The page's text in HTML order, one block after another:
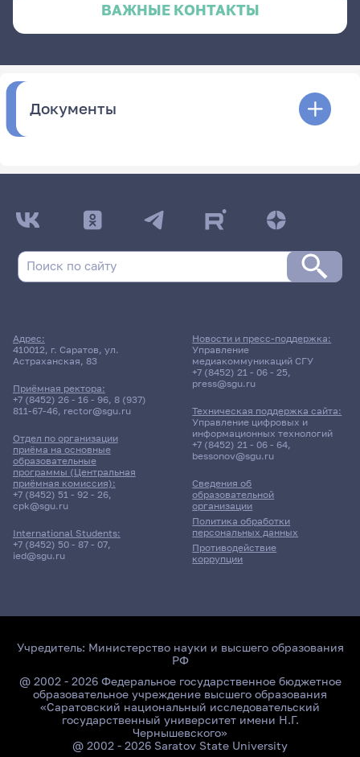
ВАЖНЫЕ КОНТАКТЫ
Документы
Адрес:
410012, г. Саратов, ул.
Астраханская, 83
Приёмная ректора:
+7 (8452) 26 - 16 - 96, 8 (937)
811-67-46, rector@sgu.ru
Отдел по организации
приёма на основные
образовательные
программы (Центральная
приёмная комиссия):
+7 (8452) 51 - 92 - 26,
cpk@sgu.ru
International Students:
+7 (8452) 50 - 87 - 07,
ied@sgu.ru
Сведения об
образовательной
организации
Политика обработки
персональных данных
Противодействие
коррупции
Новости и пресс-поддержка:
Управление
медиакоммуникаций СГУ
+7 (8452) 21 - 06 - 25,
press@sgu.ru
Техническая поддержка сайта:
Управление цифровых и
информационных технологий
+7 (8452) 21 - 06 - 64,
bessonov@sgu.ru
Учредитель: Министерство науки и высшего образования
РФ
@ 2002 - 2026 Федеральное государственное бюджетное
образовательное учреждение высшего образования
«Саратовский национальный исследовательский
государственный университет имени Н.Г.
Чернышевского»
@ 2002 - 2026 Saratov State University